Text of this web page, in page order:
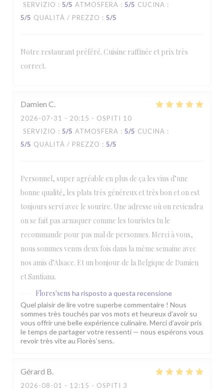
SERVIZIO : 5/5 ATMOSFERA : 5/5 CUCINA :
5/5 QUALITÀ / PREZZO : 5/5
Notre restaurant préféré. Cuisine raffinée et prix très
correct.
Damien C
2026-07-31 - 20:15 - OSPITI 10
SERVIZIO : 5/5 ATMOSFERA : 5/5 CUCINA :
5/5 QUALITÀ / PREZZO : 5/5
Personnel, super agréable en plus de ça les vins d’une
bonne qualité, les plats très généreux et très bon et on est
toujours servi avec le sourire. Une adresse où on reviendra
on se fait pas arnaquer comme les touristes tu le
recommande pour pas mal de personnes. Merci à vous,
nous sommes venus deux fois dans la même semaine avec
nos amis d’Alsace. Et un bonjour de la Belgique de Damien
et Santiana.
Flores'sens ha risposto a questa recensione
Quel plaisir de lire votre superbe commentaire ! Nous
sommes très touchés par vos mots et heureux d’avoir su
vous offrir une belle expérience culinaire. Merci d’avoir pris
le temps de partager votre ressenti — nous espérons vous
revoir très vite au Florès’sens.
Gérard B
2026-08-01 - 12:15 - OSPITI 3